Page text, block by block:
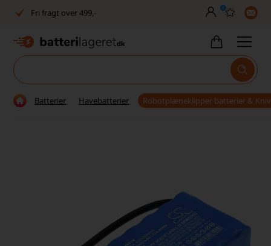
Fri fragt over 499,-
Dansk lager
Tlf. er lukket uge 27-32
0
Batterier Havebatterier Robotplæneklipper batterier &